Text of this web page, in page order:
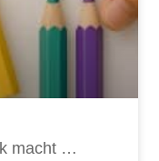
macht …